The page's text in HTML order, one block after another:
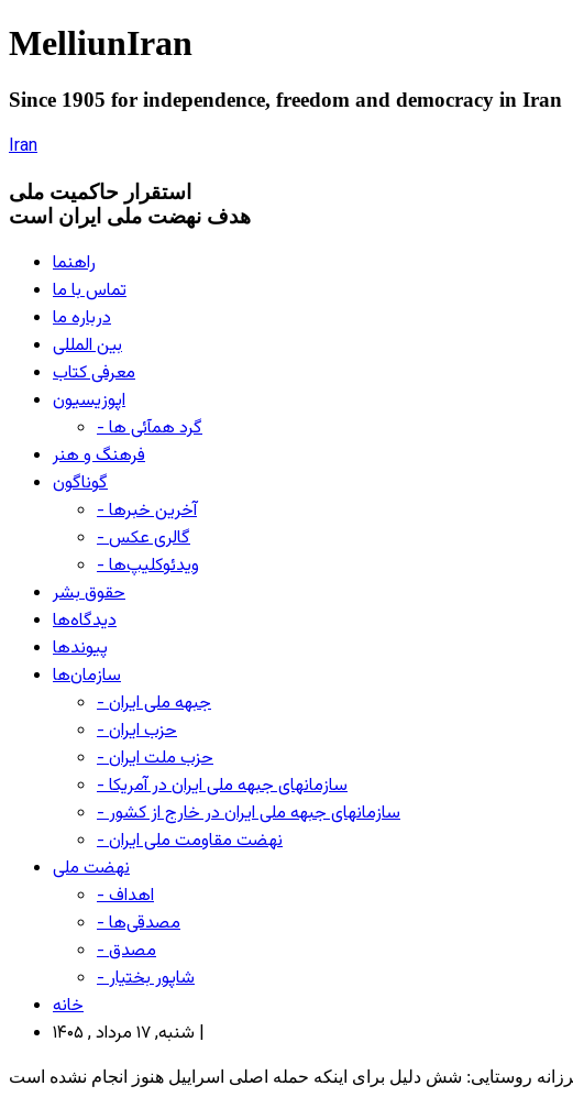
MelliunIran
Since 1905 for independence, freedom and democracy in Iran
Iran
استقرار حاکميت ملی
هدف نهضت ملی ایران است
راهنما
تماس با ما
درباره ما
بین المللی
معرفی کتاب
اپوزیسیون
- گرد همآئی ها
فرهنگ و هنر
گوناگون
- آخرین خبرها
- گالری عکس
- ویدئوکلیپ‌ها
حقوق بشر
دیدگاه‌ها
پیوندها
سازمان‌ها
- جبهه ملی ایران
- حزب ایران
- حزب ملت ایران
- سازمانهای جبهه ملی ایران در آمریکا
- سازمانهای جبهه ملی ایران در خارج از کشور
- نهضت مقاومت ملی ایران
نهضت ملی
- اهداف
- مصدقی‌ها
- مصدق
- شاپور بختیار
خانه
شنبه, ۱۷ مرداد , ۱۴۰۵ |
روستایی: شش دلیل برای اینکه حمله اصلی اسراییل هنوز انجام نشده است